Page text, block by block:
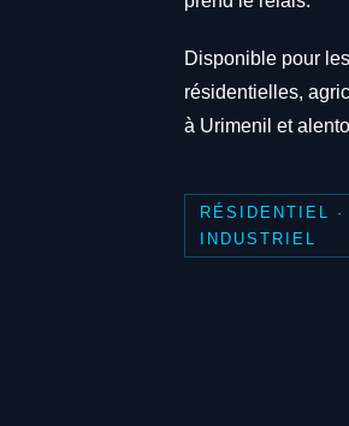
Disponible pour
résidentielles,
à Urimenil et
RÉSIDENTIEL ·
INDUSTRIEL